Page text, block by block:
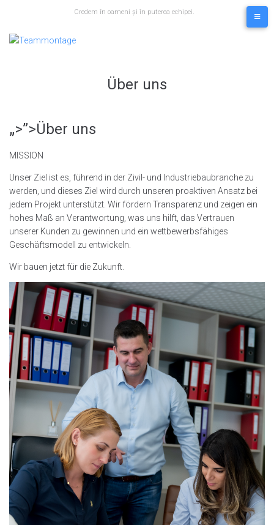
content
Credem în oameni și în puterea echipei.
Über uns
„>”>Über uns
MISSION
Unser Ziel ist es, führend in der Zivil- und Industriebaubranche zu
werden, und dieses Ziel wird durch unseren proaktiven Ansatz bei
jedem Projekt unterstützt. Wir fördern Transparenz und zeigen ein
hohes Maß an Verantwortung, was uns hilft, das Vertrauen
unserer Kunden zu gewinnen und ein wettbewerbsfähiges
Geschäftsmodell zu entwickeln.
Wir bauen jetzt für die Zukunft.